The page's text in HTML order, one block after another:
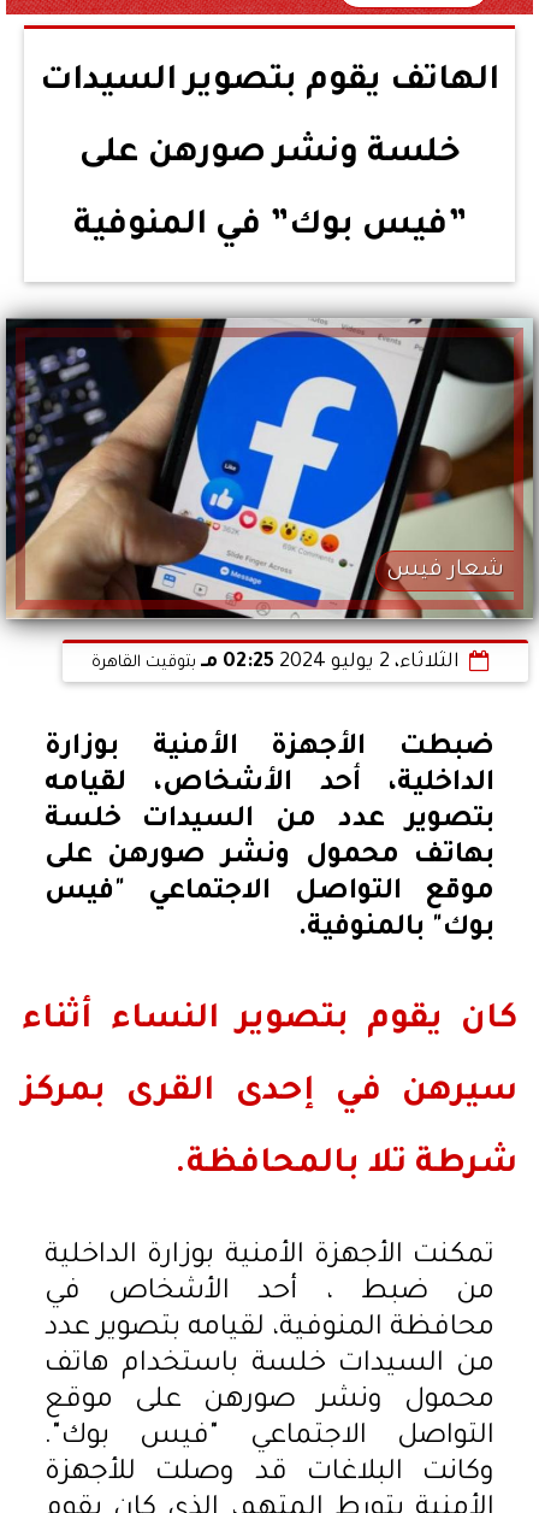
الهاتف يقوم بتصوير السيدات
خلسة ونشر صورهن على
”فيس بوك” في المنوفية
شعار فيس
الثلاثاء، 2 يوليو 2024 02:25 مـ بتوقيت القاهرة
ضبطت الأجهزة الأمنية بوزارة
الداخلية، أحد الأشخاص، لقيامه
بتصوير عدد من السيدات خلسة
بهاتف محمول ونشر صورهن على
موقع التواصل الاجتماعي "فيس
بوك" بالمنوفية.
كان يقوم بتصوير النساء أثناء
سيرهن في إحدى القرى بمركز
شرطة تلا بالمحافظة.
تمكنت الأجهزة الأمنية بوزارة الداخلية
من ضبط ، أحد الأشخاص في
محافظة المنوفية، لقيامه بتصوير عدد
من السيدات خلسة باستخدام هاتف
محمول ونشر صورهن على موقع
التواصل الاجتماعي "فيس بوك".
وكانت البلاغات قد وصلت للأجهزة